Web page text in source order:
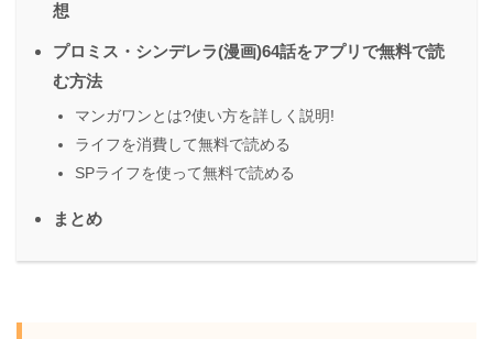
想
プロミス・シンデレラ(漫画)64話をアプリで無料で読
む方法
マンガワンとは?使い方を詳しく説明!
ライフを消費して無料で読める
SPライフを使って無料で読める
まとめ